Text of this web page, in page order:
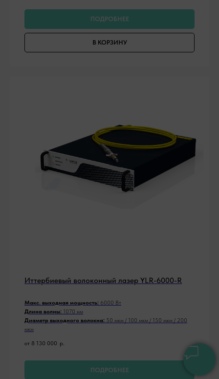
ПОДРОБНЕЕ
В КОРЗИНУ
Иттербиевый волоконный лазер YLR-6000-R
Макс. выходная мощность: 6000 Вт
Длина волны: 1070 нм
Диаметр выходного волокна: 50 мкм / 100 мкм / 150 мкм / 200
мкм
от 8 130 000 р.
ПОДРОБНЕЕ